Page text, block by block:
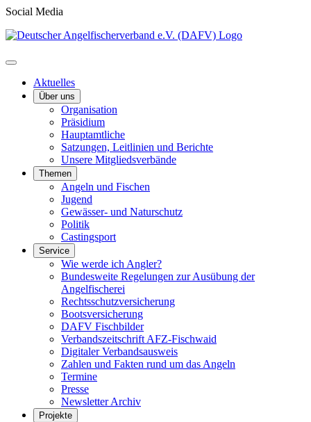
Social Media
Aktuelles
Über uns
Organisation
Präsidium
Hauptamtliche
Satzungen, Leitlinien und Berichte
Unsere Mitgliedsverbände
Themen
Angeln und Fischen
Jugend
Gewässer- und Naturschutz
Politik
Castingsport
Service
Wie werde ich Angler?
Bundesweite Regelungen zur Ausübung der
Angelfischerei
Rechtsschutzversicherung
Bootsversicherung
DAFV Fischbilder
Verbandszeitschrift AFZ-Fischwaid
Digitaler Verbandsausweis
Zahlen und Fakten rund um das Angeln
Termine
Presse
Newsletter Archiv
Projekte